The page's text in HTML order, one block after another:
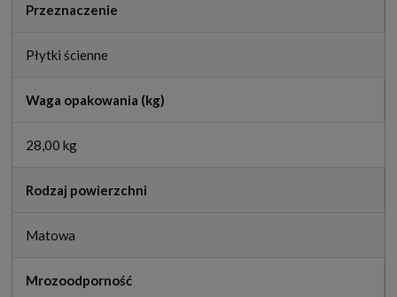
Przeznaczenie
Płytki ścienne
Waga opakowania (kg)
28,00 kg
Rodzaj powierzchni
Matowa
Mrozoodporność